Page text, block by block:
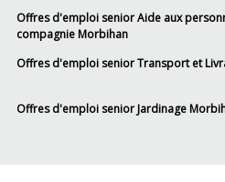
Offres d'emploi senior Aide aux
compagnie Morbihan
Offres d'emploi senior Transport et
Offres d'emploi senior Jardinage